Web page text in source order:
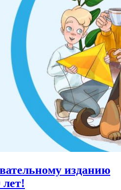
изданию
лет!